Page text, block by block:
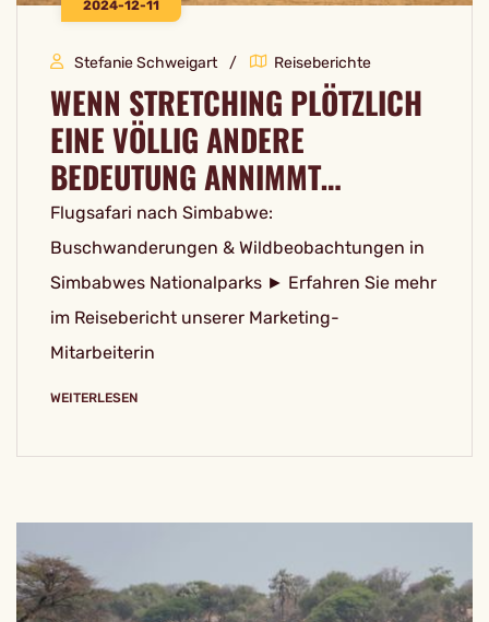
2024-12-11
Stefanie Schweigart Reiseberichte
WENN STRETCHING PLÖTZLICH
EINE VÖLLIG ANDERE
BEDEUTUNG ANNIMMT…
Flugsafari nach Simbabwe:
Buschwanderungen & Wildbeobachtungen in
Simbabwes Nationalparks ► Erfahren Sie mehr
im Reisebericht unserer Marketing-
Mitarbeiterin
WEITERLESEN